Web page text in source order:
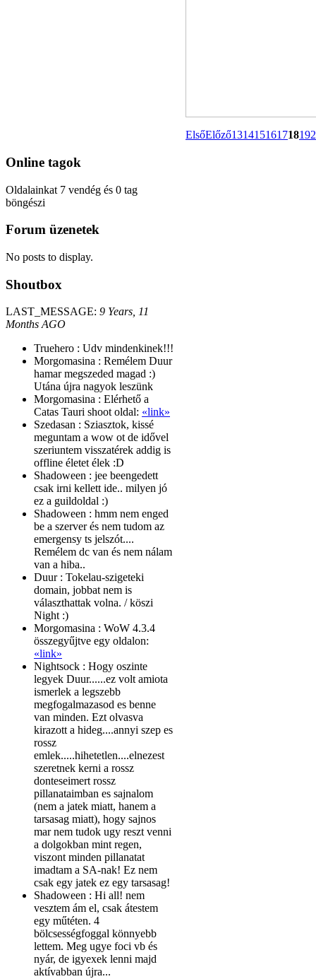
ElsőElőző13141516171819
Online tagok
Oldalainkat 7 vendég és 0 tag
böngészi
Forum üzenetek
No posts to display.
Shoutbox
LAST_MESSAGE: 9 Years, 11
Months AGO
Truehero : Udv mindenkinek!!!
Morgomasina : Remélem Duur
hamar megszeded magad :)
Utána újra nagyok leszünk
Morgomasina : Elérhető a
Catas Tauri shoot oldal: «link»
Szedasan : Sziasztok, kissé
meguntam a wow ot de idővel
szeriuntem visszatérek addig is
offline életet élek :D
Shadoween : jee beengedett
csak irni kellett ide.. milyen jó
ez a guildoldal :)
Shadoween : hmm nem enged
be a szerver és nem tudom az
emergensy ts jelszót....
Remélem dc van és nem nálam
van a hiba..
Duur : Tokelau-szigeteki
domain, jobbat nem is
választhattak volna. / köszi
Night :)
Morgomasina : WoW 4.3.4
összegyűjtve egy oldalon:
«link»
Nightsock : Hogy oszinte
legyek Duur......ez volt amiota
ismerlek a legszebb
megfogalmazasod es benne
van minden. Ezt olvasva
kirazott a hideg....annyi szep es
rossz
emlek.....hihetetlen....elnezest
szeretnek kerni a rossz
donteseimert rossz
pillanataimban es sajnalom
(nem a jatek miatt, hanem a
tarsasag miatt), hogy sajnos
mar nem tudok ugy reszt venni
a dolgokban mint regen,
viszont minden pillanatat
imadtam a SA-nak! Ez nem
csak egy jatek ez egy tarsasag!
Shadoween : Hi all! nem
vesztem ám el, csak átestem
egy műtéten. 4
bölcsességfoggal könnyebb
lettem. Meg ugye foci vb és
nyár, de igyexek lenni majd
aktívabban újra...